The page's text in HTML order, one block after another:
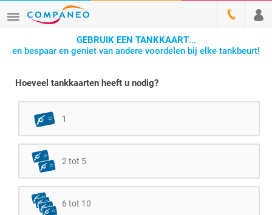
GEBRUIK EEN TANKKAART...
en bespaar en geniet van andere voordelen bij elke tankbeurt!
Hoeveel tankkaarten heeft u nodig?
1
2 tot 5
6 tot 10